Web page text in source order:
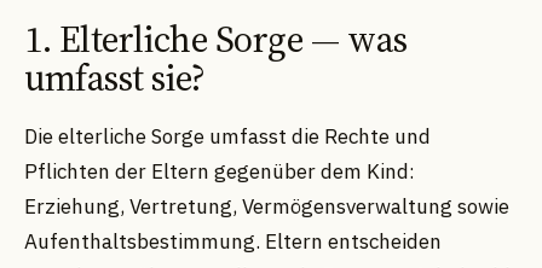
1. Elterliche Sorge — was
umfasst sie?
Die elterliche Sorge umfasst die Rechte und
Pflichten der Eltern gegenüber dem Kind:
Erziehung, Vertretung, Vermögensverwaltung sowie
Aufenthaltsbestimmung. Eltern entscheiden